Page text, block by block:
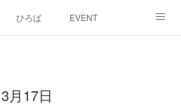
ひろば EVENT
月17日